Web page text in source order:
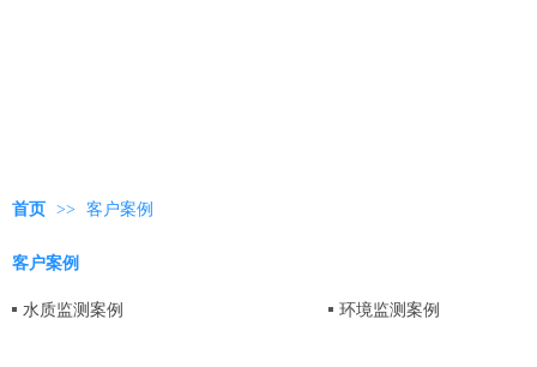
首页 >> 客户案例
客户案例
水质监测案例 环境监测案例